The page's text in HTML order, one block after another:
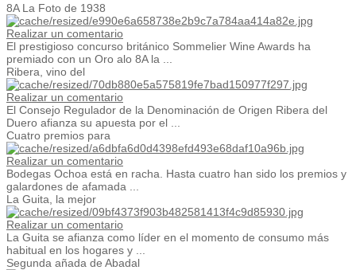
8A La Foto de 1938
Realizar un comentario
El prestigioso concurso británico Sommelier Wine Awards ha
premiado con un Oro alo 8A la ...
Ribera, vino del
Realizar un comentario
El Consejo Regulador de la Denominación de Origen Ribera del
Duero afianza su apuesta por el ...
Cuatro premios para
Realizar un comentario
Bodegas Ochoa está en racha. Hasta cuatro han sido los premios y
galardones de afamada ...
La Guita, la mejor
Realizar un comentario
La Guita se afianza como líder en el momento de consumo más
habitual en los hogares y ...
Segunda añada de Abadal